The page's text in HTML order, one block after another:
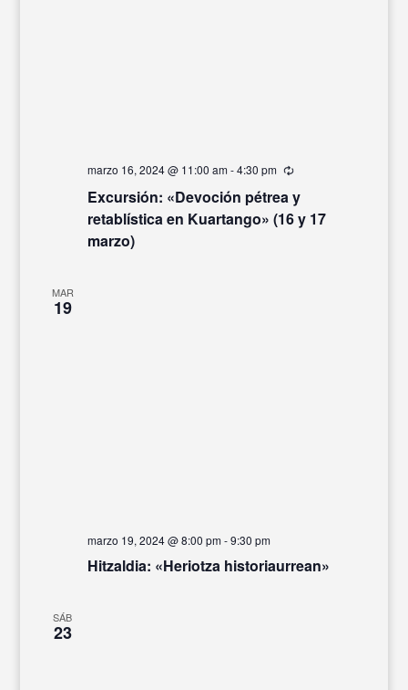
Excursión: «Devoción pétrea y
retablística en Kuartango» (16 y 17
marzo)
marzo 16, 2024 @ 11:00 am-4:30 pm Recurrente
MAR
19
Hitzaldia: «Heriotza historiaurrean»
marzo 19, 2024 @ 8:00 pm-9:30 pm
SÁB
23